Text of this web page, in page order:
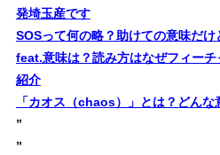
発埼玉産です
SOSって何の略？助けての意味だ
feat.意味は？読み方はなぜフィー
紹介
「カオス（chaos）」とは？どんな
”
”